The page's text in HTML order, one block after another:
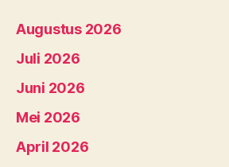
Augustus 2026
Juli 2026
Juni 2026
Mei 2026
April 2026